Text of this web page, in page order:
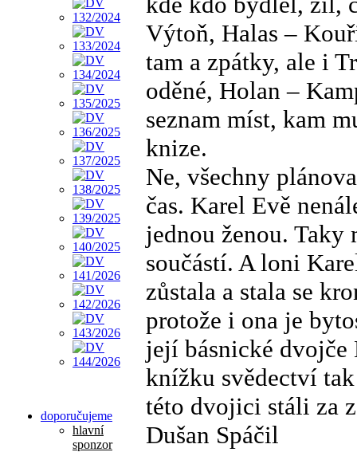
doporučujeme
hlavní
sponzor
Výtoň, Halas –
tam a zpátky, ale i
oděné, Holan –
seznam míst, kam
knize.
Ne, všechny
čas. Karel Evě
jednou ženou.
součástí. A loni
zůstala a stala se
protože i ona je
její básnické dvojče
knížku svědectví
této dvojici stáli za
Dušan Spáčil